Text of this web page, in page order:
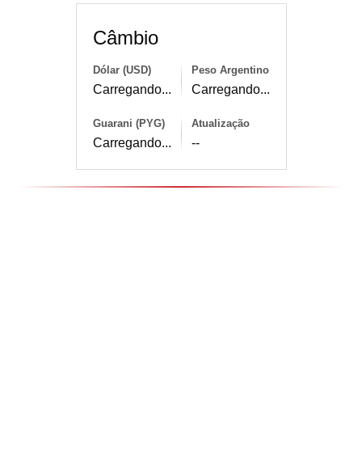
Câmbio
Dólar (USD)
Carregando...
Peso Argentino
Carregando...
Guarani (PYG)
Carregando...
Atualização
--